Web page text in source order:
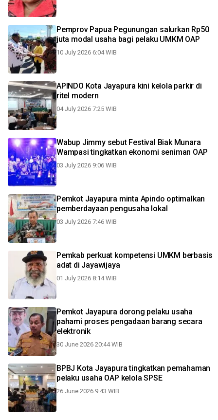
Pemprov Papua Pegunungan salurkan Rp50
juta modal usaha bagi pelaku UMKM OAP
10 July 2026 6:04 WIB
APINDO Kota Jayapura kini kelola parkir di
ritel modern
04 July 2026 7:25 WIB
Wabup Jimmy sebut Festival Biak Munara
Wampasi tingkatkan ekonomi seniman OAP
03 July 2026 9:06 WIB
Pemkot Jayapura minta Apindo optimalkan
pemberdayaan pengusaha lokal
03 July 2026 7:46 WIB
Pemkab perkuat kompetensi UMKM berbasis
adat di Jayawijaya
01 July 2026 8:14 WIB
Pemkot Jayapura dorong pelaku usaha
pahami proses pengadaan barang secara
elektronik
30 June 2026 20:44 WIB
BPBJ Kota Jayapura tingkatkan pemahaman
pelaku usaha OAP kelola SPSE
26 June 2026 9:43 WIB